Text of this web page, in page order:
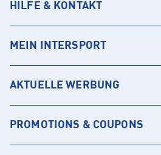
HILFE & KONTAKT
MEIN INTERSPORT
AKTUELLE WERBUNG
PROMOTIONS & COUPONS